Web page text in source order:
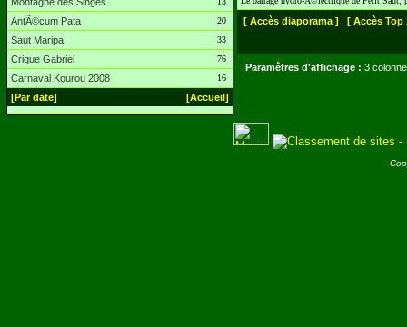
AntÃ©cum Pata 20
Saut Maripa 33
Crique Gabriel 76
Carnaval Kourou 2008 16
[Par date] [Accueil]
[ Accès diaporama ] [ Accès Top
Paramêtres d'affichage : 3